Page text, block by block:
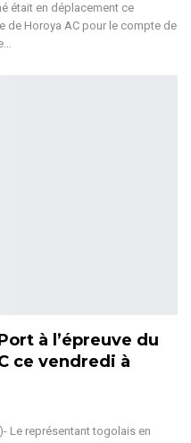
était en déplacement ce
de Horoya AC pour le compte de
à l’épreuve du
ce vendredi à
Le représentant togolais en